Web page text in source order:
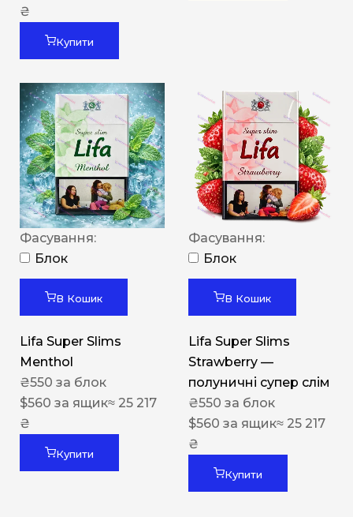
₴
Купити
Фасування:
Блок
В Кошик
Lifa Super Slims
Menthol
₴550 за блок
$560 за ящик≈ 25 217
₴
Купити
Фасування:
Блок
В Кошик
Lifa Super Slims
Strawberry —
полуничні супер слім
₴550 за блок
$560 за ящик≈ 25 217
₴
Купити